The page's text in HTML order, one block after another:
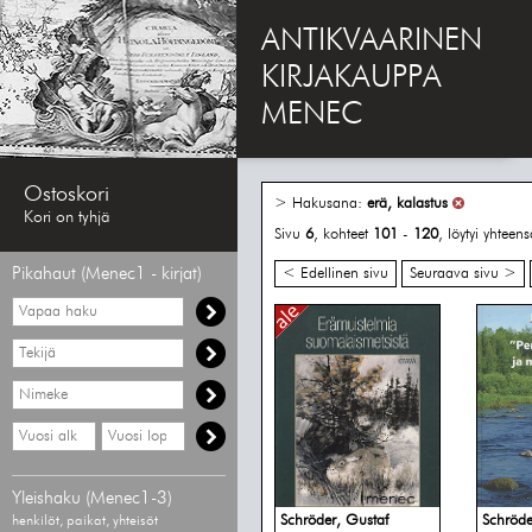
ANTIKVAARINEN
KIRJAKAUPPA
MENEC
Ostoskori
Kori on tyhjä
Pikahaut (Menec1 - kirjat)
Vapaa
haku
Hae
tekijää
Hae
nimekettä
Hae
vähimmäisvuosi
Hae
enimmäisvuosi
Yleishaku (Menec1-3)
henkilöt, paikat, yhteisöt
> Hakusana: erä, kalastus
Sivu 6, kohteet 101 - 120, löytyi
< Edellinen sivu Seuraava sivu >
Schröder, Gustaf